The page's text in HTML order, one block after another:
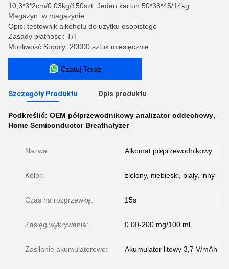
10,3*3*2cm/0,03kg/150szt. Jeden karton 50*38*45/14kg
Magazyn: w magazynie
Opis: testownik alkoholu do użytku osobistego
Zasady płatności: T/T
Możliwość Supply: 20000 sztuk miesięcznie
Czatuj Teraz
Szczegóły Produktu Opis produktu
Podkreślić: OEM półprzewodnikowy analizator oddechowy,
Home Semiconductor Breathalyzer
Nazwa: Alkomat półprzewodnikowy
Kolor: zielony, niebieski, biały, inny
Czas na rozgrzewkę: 15s
Zasięg wykrywania: 0,00-200 mg/100 ml
Zasilanie akumulatorowe: Akumulator litowy 3,7 V/mAh